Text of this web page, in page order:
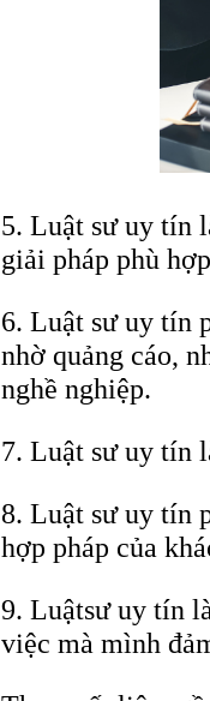
5. Luật sư uy tín
giải pháp phù
6. Luật sư uy tín
nhờ quảng cáo,
nghề nghiệp.
7. Luật sư uy tín
8. Luật sư uy tín
hợp pháp của
9. Luậtsư uy tín
việc mà mình